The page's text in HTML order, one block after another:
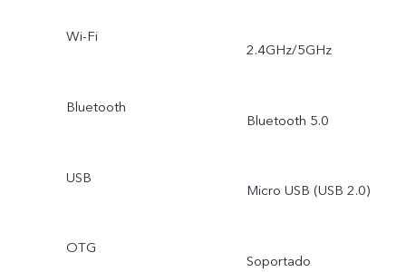
Wi-Fi
2.4GHz/5GHz
Bluetooth
Bluetooth 5.0
USB
Micro USB (USB 2.0)
OTG
Soportado